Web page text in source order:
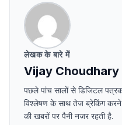
लेखक के बारे में
Vijay Choudhary
पछले पांच सालों से डिजिटल
विश्लेषण के साथ तेज ब्रेकिंग करने
की खबरों पर पैनी नजर रहती है.